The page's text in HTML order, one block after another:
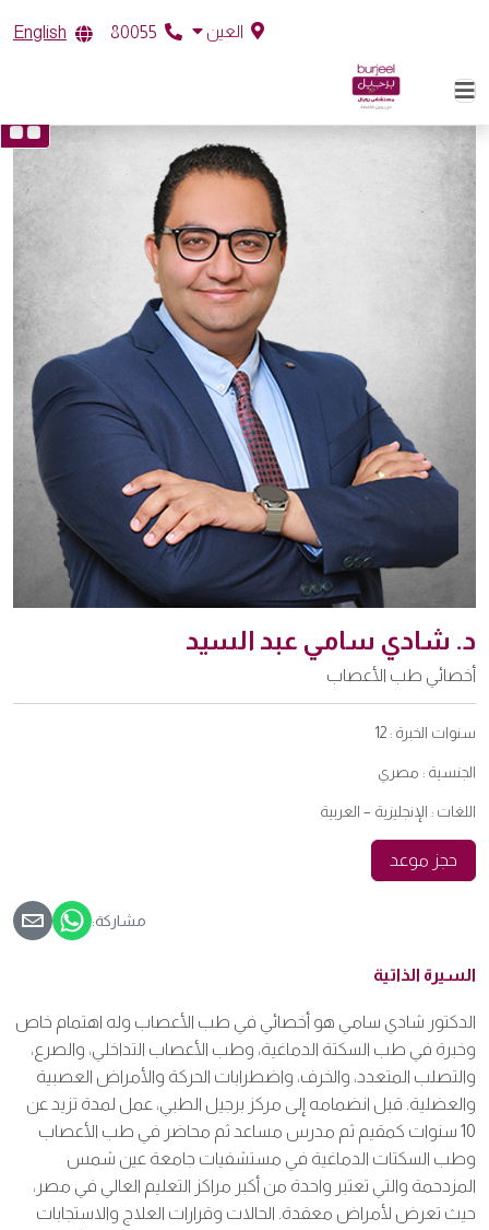
العين English
د. شادي سامي عبد السيد
أخصائي طب الأعصاب
سنوات الخبرة : 12
الجنسية : مصري
اللغات : الإنجليزية – العربية
حجز موعد
مشاركة:
السيرة الذاتية
الدكتور شادي سامي هو أخصائي في طب الأعصاب وله اهتمام خاص
وخبرة في طب السكتة الدماغية، وطب الأعصاب التداخلي، والصرع،
والتصلب المتعدد، والخرف، واضطرابات الحركة والأمراض العصبية
والعضلية. قبل انضمامه إلى مركز برجيل الطبي، عمل لمدة تزيد عن
10 سنوات كمقيم ثم مدرس مساعد ثم محاضر في طب الأعصاب
وطب السكتات الدماغية في مستشفيات جامعة عين شمس
المزدحمة والتي تعتبر واحدة من أكبر مراكز التعليم العالي في مصر،
حيث تعرض لأمراض معقدة. الحالات وقرارات العلاج والاستجابات